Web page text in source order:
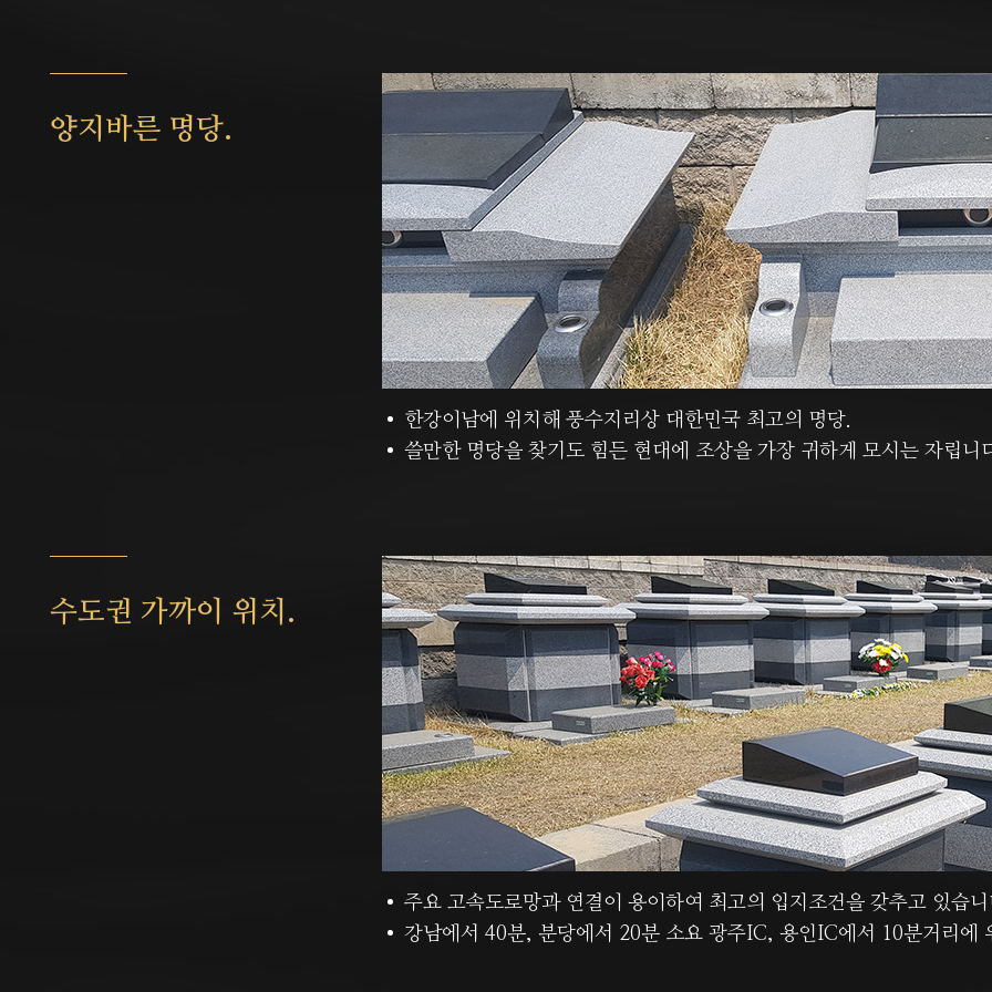
양지바른 명당.
한강이남에 위치해 풍수지리상 대한민국 최고의 명당.
쓸만한 명당을 찾기도 힘든 현대에 조상을 가장 귀하게 모시는 자립니
수도권 가까이 위치.
주요 고속도로망과 연결이 용이하여 최고의 입지조건을 갖추고 있습
강남에서 40분, 분당에서 20분 소요 광주IC, 용인IC에서 10분거리에